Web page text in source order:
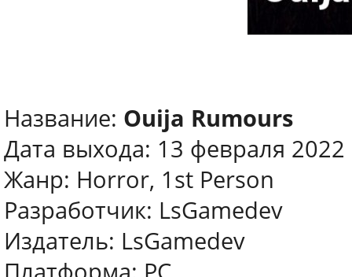
Название: Ouija Rumours
Дата выхода: 13 февраля 2022
Жанр: Horror, 1st Person
Разработчик: LsGamedev
Издатель: LsGamedev